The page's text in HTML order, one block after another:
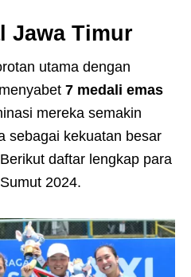
Jawa Timur
utama dengan
7 medali emas
mereka semakin
sebagai kekuatan besar
daftar lengkap para
2024.